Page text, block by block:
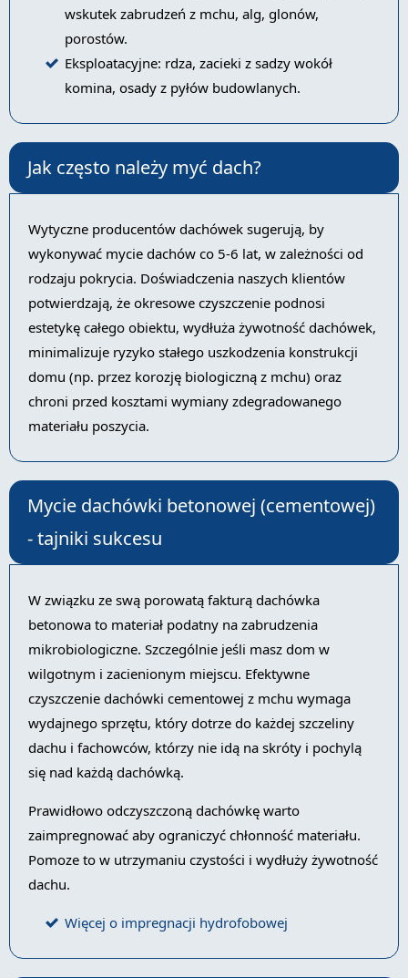
wskutek zabrudzeń z mchu, alg, glonów,
porostów.
Eksploatacyjne: rdza, zacieki z sadzy wokół
komina, osady z pyłów budowlanych.
Jak często należy myć dach?
Wytyczne producentów dachówek sugerują, by
wykonywać mycie dachów co 5-6 lat, w zależności od
rodzaju pokrycia. Doświadczenia naszych klientów
potwierdzają, że okresowe czyszczenie podnosi
estetykę całego obiektu, wydłuża żywotność dachówek,
minimalizuje ryzyko stałego uszkodzenia konstrukcji
domu (np. przez korozję biologiczną z mchu) oraz
chroni przed kosztami wymiany zdegradowanego
materiału poszycia.
Mycie dachówki betonowej (cementowej)
- tajniki sukcesu
W związku ze swą porowatą fakturą dachówka
betonowa to materiał podatny na zabrudzenia
mikrobiologiczne. Szczególnie jeśli masz dom w
wilgotnym i zacienionym miejscu. Efektywne
czyszczenie dachówki cementowej z mchu wymaga
wydajnego sprzętu, który dotrze do każdej szczeliny
dachu i fachowców, którzy nie idą na skróty i pochylą
się nad każdą dachówką.
Prawidłowo odczyszczoną dachówkę warto
zaimpregnować aby ograniczyć chłonność materiału.
Pomoze to w utrzymaniu czystości i wydłuży żywotność
dachu.
Więcej o impregnacji hydrofobowej